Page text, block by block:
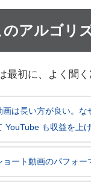
のアルゴリ
最初に、よく聞
画は長い方が良い。な
YouTube も収益を上
ョート動画のパフォー